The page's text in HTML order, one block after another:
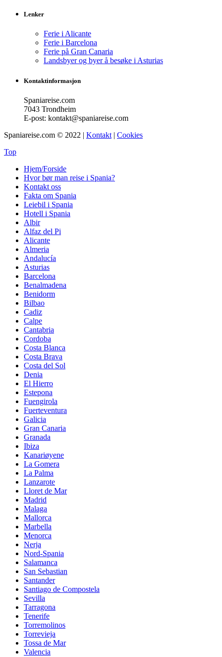
Lenker
Ferie i Alicante
Ferie i Barcelona
Ferie på Gran Canaria
Landsbyer og byer å besøke i Asturias
Kontaktinformasjon
Spaniareise.com
7043 Trondheim
E-post: kontakt@spaniareise.com
Spaniareise.com © 2022 | Kontakt | Cookies
Top
Hjem/Forside
Hvor bør man reise i Spania?
Kontakt oss
Fakta om Spania
Leiebil i Spania
Hotell i Spania
Albir
Alfaz del Pi
Alicante
Almeria
Andalucía
Asturias
Barcelona
Benalmadena
Benidorm
Bilbao
Cadiz
Calpe
Cantabria
Cordoba
Costa Blanca
Costa Brava
Costa del Sol
Denia
El Hierro
Estepona
Fuengirola
Fuerteventura
Galicia
Gran Canaria
Granada
Ibiza
Kanariøyene
La Gomera
La Palma
Lanzarote
Lloret de Mar
Madrid
Malaga
Mallorca
Marbella
Menorca
Nerja
Nord-Spania
Salamanca
San Sebastian
Santander
Santiago de Compostela
Sevilla
Tarragona
Tenerife
Torremolinos
Torrevieja
Tossa de Mar
Valencia